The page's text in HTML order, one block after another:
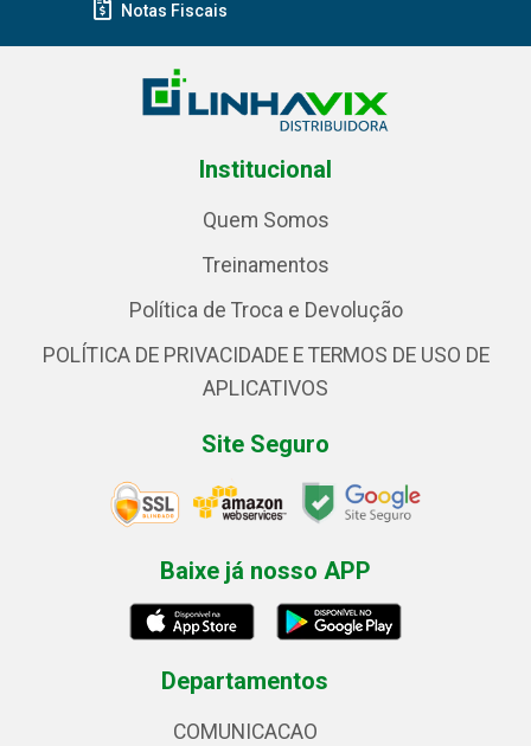
Notas Fiscais
Institucional
Quem Somos
Treinamentos
Política de Troca e Devolução
POLÍTICA DE PRIVACIDADE E TERMOS DE USO DE
APLICATIVOS
Site Seguro
Baixe já nosso APP
Departamentos
COMUNICACAO